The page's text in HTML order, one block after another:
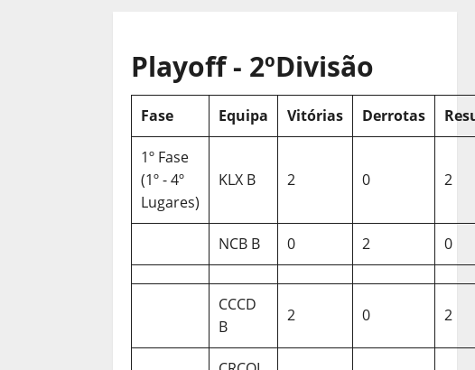
Playoff - 2ºDivisão
Fase Equipa Vitórias Derrotas
1º Fase
(1º - 4º
Lugares)
KLX B 2 0 2
NCB B 0 2 0
CCCD
B
2 0 2